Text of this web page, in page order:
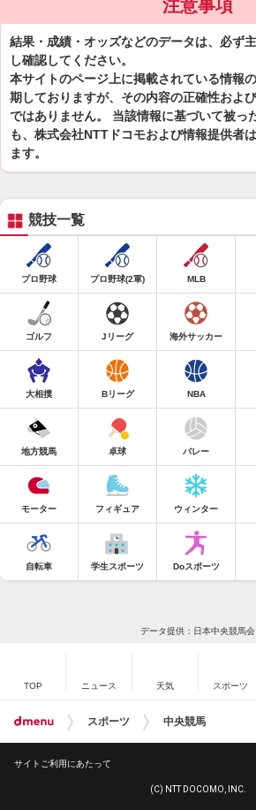
注意事項
結果・成績・オッズなどのデータは、必ず
し確認してください。
本サイトのページ上に掲載されている情報
期しておりますが、その内容の正確性およ
ではありません。 当該情報に基づいて被っ
も、株式会社NTTドコモおよび情報提供者
ます。
競技一覧
プロ野球 プロ野球(2軍) MLB
ゴルフ Jリーグ 海外サッカー
大相撲 Bリーグ NBA
地方競馬 卓球 バレー
モーター フィギュア ウィンター
自転車 学生スポーツ Doスポーツ
データ提供：日本中央競馬会
TOP ニュース 天気 スポーツ
スポーツ 中央競馬
サイトご利用にあたって
(C) NTT DOCOMO, INC.